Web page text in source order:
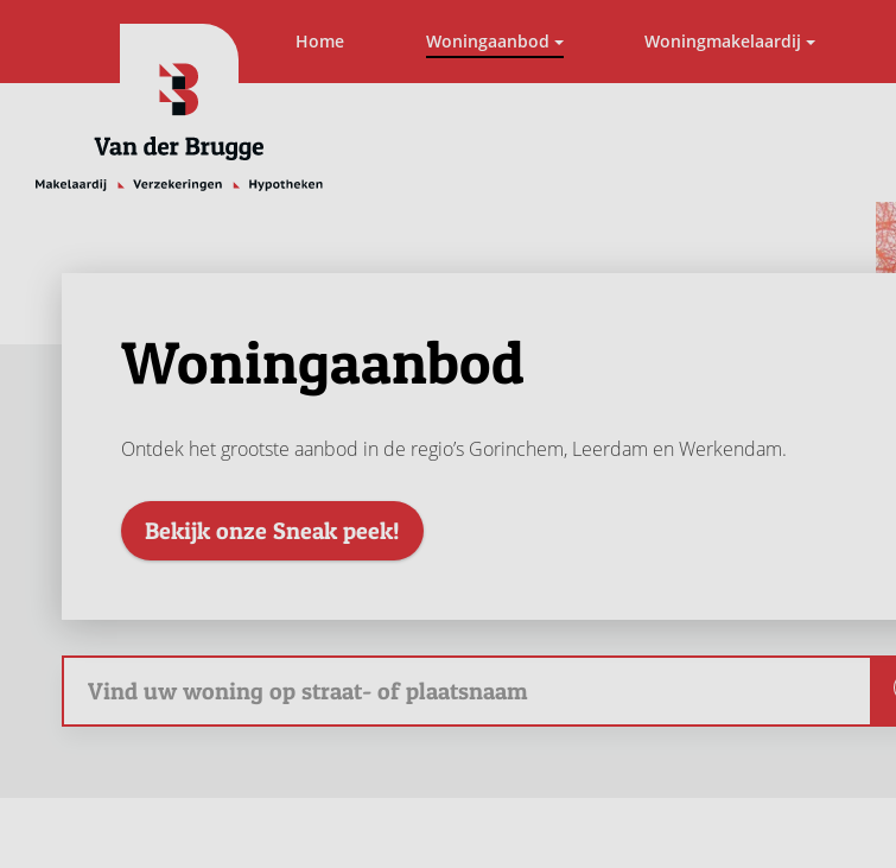
Home Woningaanbod Woningmakelaardij
Woningaanbod
Ontdek het grootste aanbod in de regio’s Gorinchem, Leerdam en Werkendam.
Bekijk onze Sneak peek!